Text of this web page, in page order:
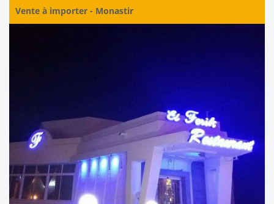
Vente à importer - Monastir